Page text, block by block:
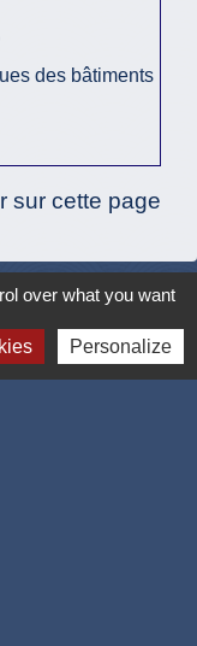
des bâtiments
sur cette page
les-Monts
over what you want
Personalize